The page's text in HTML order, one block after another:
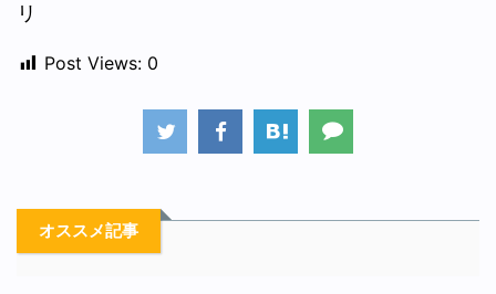
リ
Post Views: 0
オススメ記事